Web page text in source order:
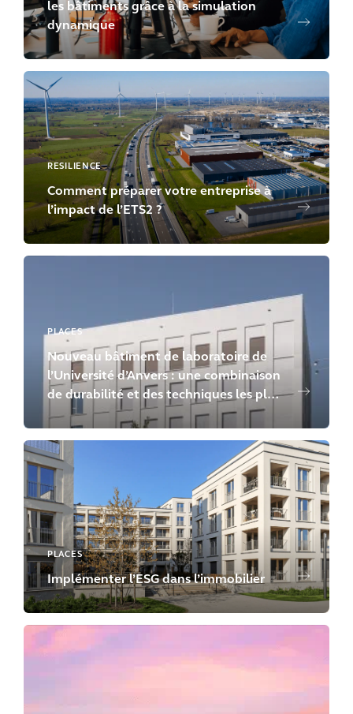
les bâtiments grâce à la simulation
dynamique
RESILIENCE
Comment préparer votre entreprise à
l’impact de l’ETS2 ?
PLACES
Nouveau bâtiment de laboratoire de
l’Université d’Anvers : une combinaison
de durabilité et des techniques les plus
modernes
PLACES
Implémenter l’ESG dans l’immobilier